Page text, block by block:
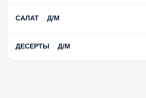
САЛАТ Д/М
ДЕСЕРТЫ Д/М